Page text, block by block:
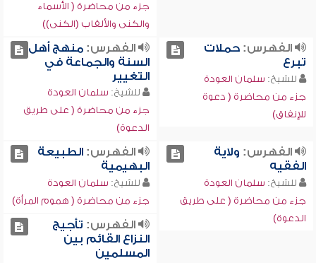
جزء من محاضرة ( الأسماء
والكنى والألقاب (الكنى))
الفهرس:حملات
تبرع
للشيخ: سلمان العودة
جزء من محاضرة ( دعوة
للإنفاق)
الفهرس:منهج أهل
السنة والجماعة في
التغيير
للشيخ: سلمان العودة
جزء من محاضرة ( على طريق
الدعوة)
الفهرس: ولاية
الفقيه
للشيخ: سلمان العودة
جزء من محاضرة ( على طريق
الدعوة)
الفهرس:الطبيعة
البهيمية
للشيخ: سلمان العودة
جزء من محاضرة ( هموم المرأة)
الفهرس: تأجيج
النزاع القائم بين
المسلمين